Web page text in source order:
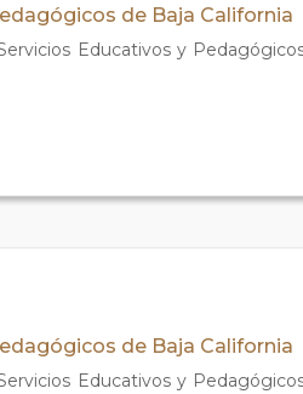
de Baja California
Educativos y
de Baja California
Educativos y